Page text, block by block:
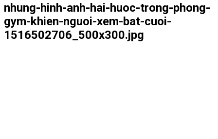
nhung-hinh-anh-hai-huoc-trong-phong-
gym-khien-nguoi-xem-bat-cuoi-
1516502706_500x300.jpg